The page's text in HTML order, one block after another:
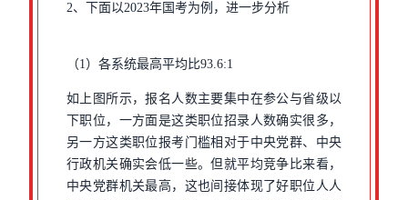
2、下面以2023年国考为例，进一步分析
（1）各系统最高平均比93.6:1
如上图所示，报名人数主要集中在参公与省级以
下职位，一方面是这类职位招录人数确实很多，
另一方这类职位报考门槛相对于中央党群、中央
行政机关确实会低一些。但就平均竞争比来看，
中央党群机关最高，这也间接体现了好职位人人